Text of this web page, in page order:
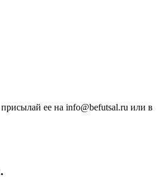
ее на info@befutsal.ru или в
.